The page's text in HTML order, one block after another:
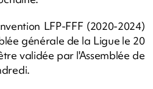
LFP-FFF (2020-2024)
générale de la Ligue le 20
validée par l'Assemblée de